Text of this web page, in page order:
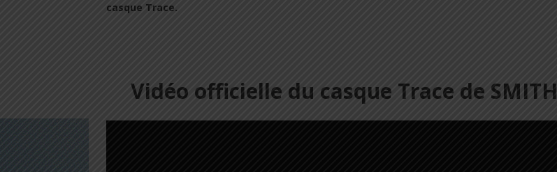
casque Trace.
Vidéo officielle du casque Trace de SMITH